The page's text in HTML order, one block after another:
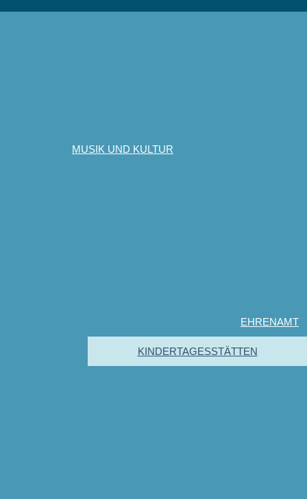
MUSIK UND KULTUR
EHRENAMT
KINDERTAGESSTÄTTEN